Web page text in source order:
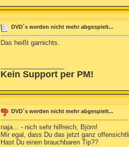
DVD´s werden nicht mehr abgespielt...
Das heißt garnichts.
Kein Support per PM!
DVD´s werden nicht mehr abgespielt...
naja... - nich sehr hilfreich, Björn!
Mir egal, dass Du das jetzt ganz
Hast Du einen brauchbaren Tip??